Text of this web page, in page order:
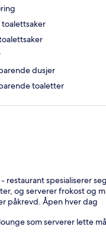
dusjer
toaletter
restaurant spesialiserer
og serverer frokost og
påkrevd. Åpen hver dag
som serverer lette